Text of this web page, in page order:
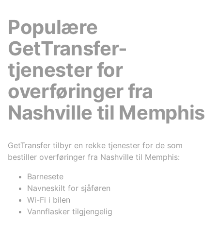
Populære
GetTransfer-
tjenester for
overføringer fra
Nashville til Memphis
GetTransfer tilbyr en rekke tjenester for de som
bestiller overføringer fra Nashville til Memphis:
Barnesete
Navneskilt for sjåføren
Wi-Fi i bilen
Vannflasker tilgjengelig